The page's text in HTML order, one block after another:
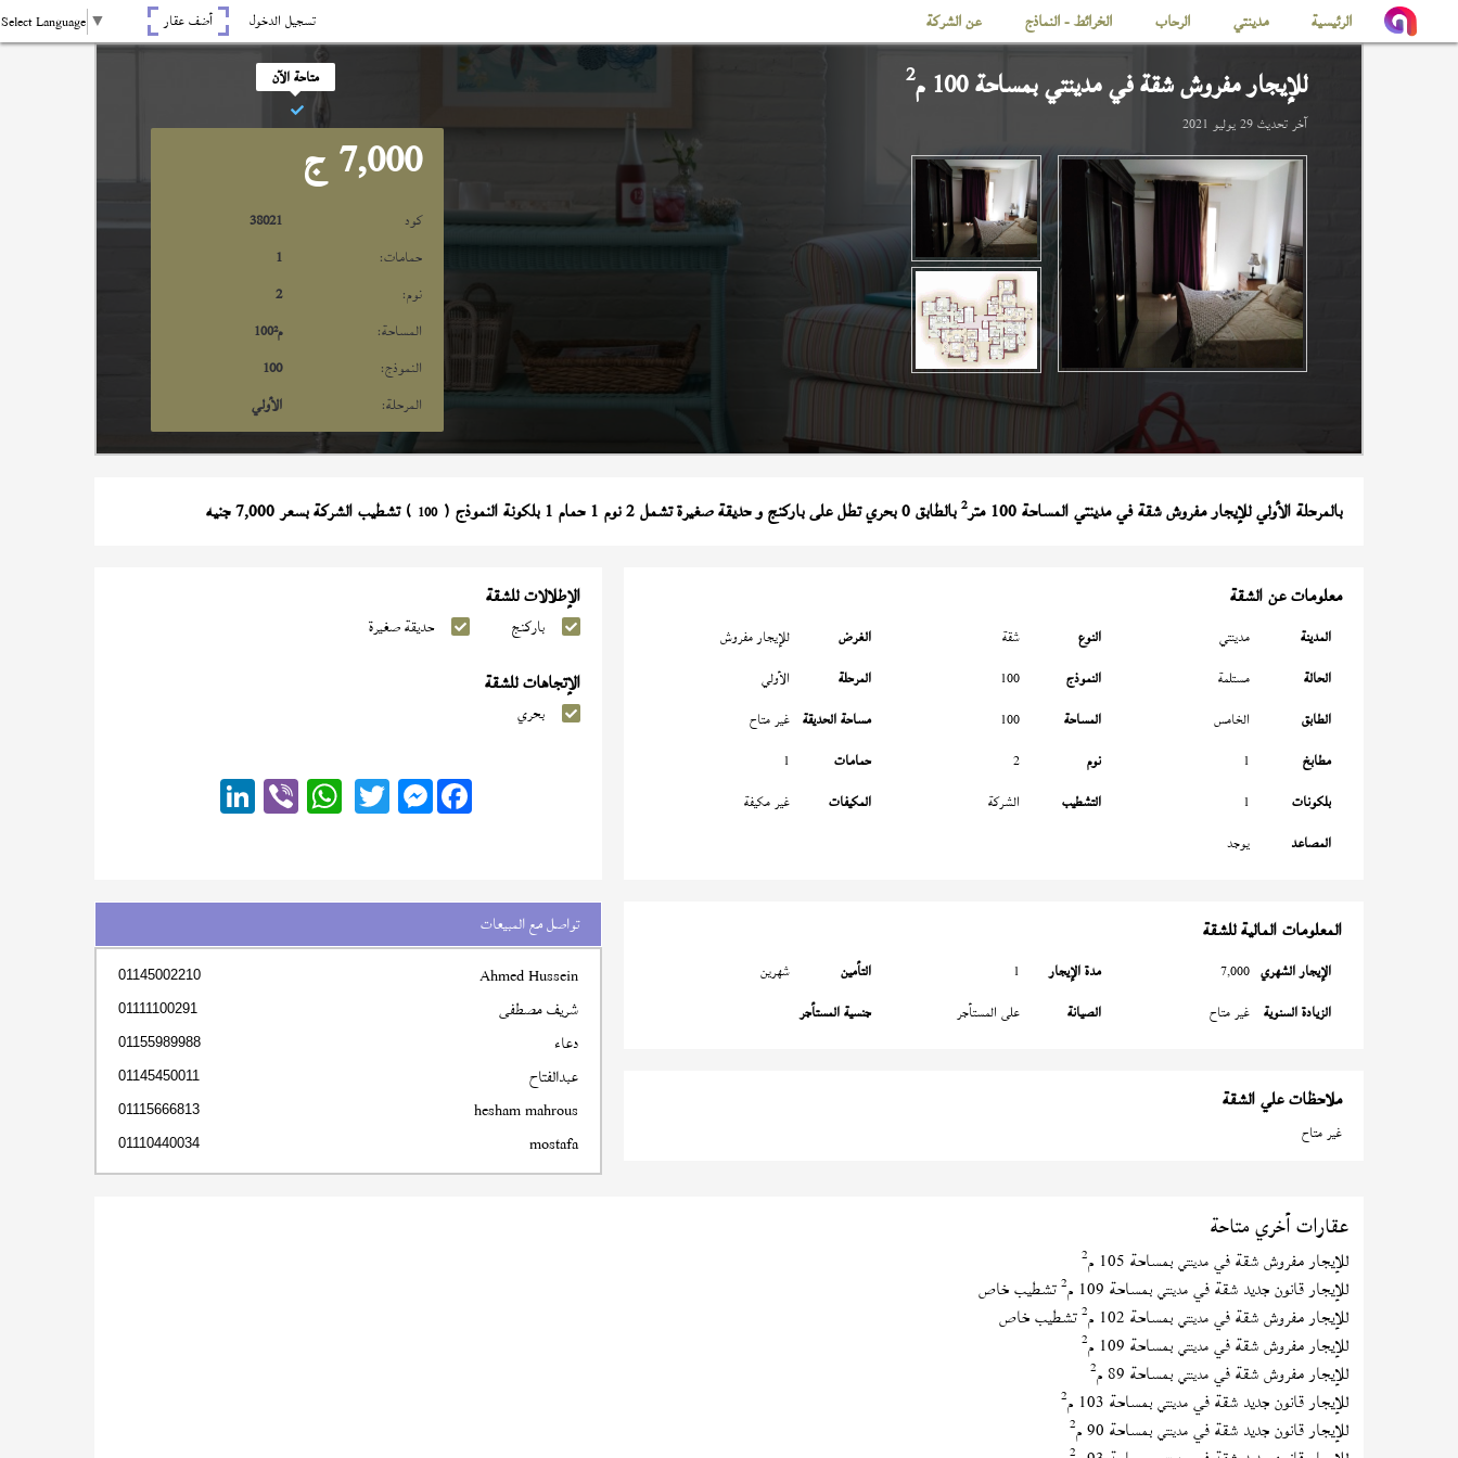
الرئيسية مدينتي الرحاب الخرائط - النماذج عن الشركة تسجيل الدخول أضف عقار Select Language ▼
للإيجار مفروش شقة فيمدينتيبمساحة 100 م 2
آخر تحديث29 يوليو 2021
متاحة الآن
7,000 ج
كود
38021
حمامات:
1
نوم:
2
المساحة:
100م²
النموذج:
100
المرحلة:
الأولي
بالمرحلة الأولي للإيجار مفروش شقة في مدينتي المساحة 100 متر 2بالطابق 0 بحري تطل على باركنج و حديقة صغيرة تشمل 2 نوم 1 حمام 1 بلكونة النموذج ( 100 ) تشطيب الشركة بسعر 7,000 جنيه
معلومات عن الشقة
المدينة مدينتي النوع شقة الغرض
للإيجار مفروش
الحالة
مستلمة النموذج 100 المرحلة
الأولي
الطابق
الخامس المساحة 100 مساحة الحديقة غير متاح
مطابخ
1 نوم 2 حمامات
1
بلكونات
1 التشطيب الشركة المكيفات
غير مكيفة
المصاعد
يوجد
الإطلالات للشقة
باركنج حديقة صغيرة
الإتجاهات للشقة
بحري
Messenger
المعلومات المالية للشقة
الإيجار الشهري 7,000 مدة الإيجار 1 التأمين
شهرين
الزيادة السنوية غير متاح الصيانة على المستأجر جنسية المستأجر
ملاحظات علي الشقة
غير متاح
تواصل مع المبيعات
Ahmed Hussein
01145002210
شريف مصطفى 01111100291
دعاء 01155989988
عبدالفتاح 01145450011
hesham mahrous
01115666813
mostafa
01110440034
عقارات أخري متاحة
للإيجار مفروش شقة في مدينتي بمساحة 105 م 2
للإيجار قانون جديد شقة في مدينتي بمساحة 109 م 2تشطيب خاص
للإيجار مفروش شقة في مدينتي بمساحة 102 م 2تشطيب خاص
للإيجار مفروش شقة في مدينتي بمساحة 109 م 2
للإيجار مفروش شقة في مدينتي بمساحة 89 م 2
للإيجار قانون جديد شقة في مدينتي بمساحة 103 م 2
للإيجار قانون جديد شقة في مدينتي بمساحة 90 م 2
2